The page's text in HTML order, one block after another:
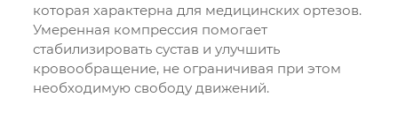
которая характерна для медицинских ортезов.
Умеренная компрессия помогает
стабилизировать сустав и улучшить
кровообращение, не ограничивая при этом
необходимую свободу движений.